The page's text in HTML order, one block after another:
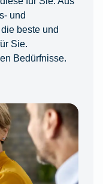
und
beste und
Sie.
Bedürfnisse.